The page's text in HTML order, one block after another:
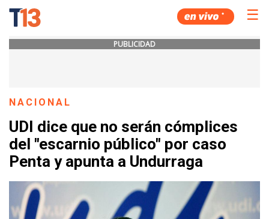
☰
PUBLICIDAD
NACIONAL
UDI dice que no serán cómplices
del "escarnio público" por caso
Penta y apunta a Undurraga